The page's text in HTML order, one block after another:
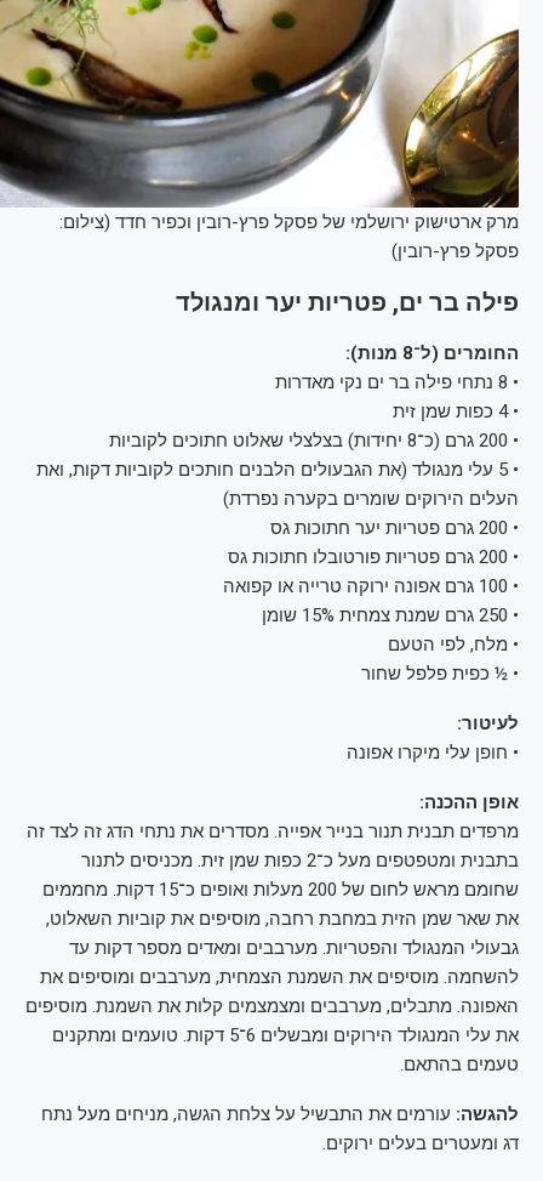
מרק ארטישוק ירושלמי של פסקל פרץ-רובין וכפיר חדד (צילום:
פסקל פרץ-רובין)
פילה בר ים, פטריות יער ומנגולד
החומרים (ל־8 מנות):
• 8 נתחי פילה בר ים נקי מאדרות
• 4 כפות שמן זית
• 200 גרם (כ־8 יחידות) בצלצלי שאלוט חתוכים לקוביות
• 5 עלי מנגולד (את הגבעולים הלבנים חותכים לקוביות דקות, ואת
העלים הירוקים שומרים בקערה נפרדת)
• 200 גרם פטריות יער חתוכות גס
• 200 גרם פטריות פורטובלו חתוכות גס
• 100 גרם אפונה ירוקה טרייה או קפואה
• 250 גרם שמנת צמחית 15% שומן
• מלח, לפי הטעם
• ½ כפית פלפל שחור
לעיטור:
• חופן עלי מיקרו אפונה
אופן ההכנה:
מרפדים תבנית תנור בנייר אפייה. מסדרים את נתחי הדג זה לצד זה
בתבנית ומטפטפים מעל כ־2 כפות שמן זית. מכניסים לתנור
שחומם מראש לחום של 200 מעלות ואופים כ־15 דקות. מחממים
את שאר שמן הזית במחבת רחבה, מוסיפים את קוביות השאלוט,
גבעולי המנגולד והפטריות. מערבבים ומאדים מספר דקות עד
להשחמה. מוסיפים את השמנת הצמחית, מערבבים ומוסיפים את
האפונה. מתבלים, מערבבים ומצמצמים קלות את השמנת. מוסיפים
את עלי המנגולד הירוקים ומבשלים 6־5 דקות. טועמים ומתקנים
טעמים בהתאם.
להגשה: עורמים את התבשיל על צלחת הגשה, מניחים מעל נתח
דג ומעטרים בעלים ירוקים.